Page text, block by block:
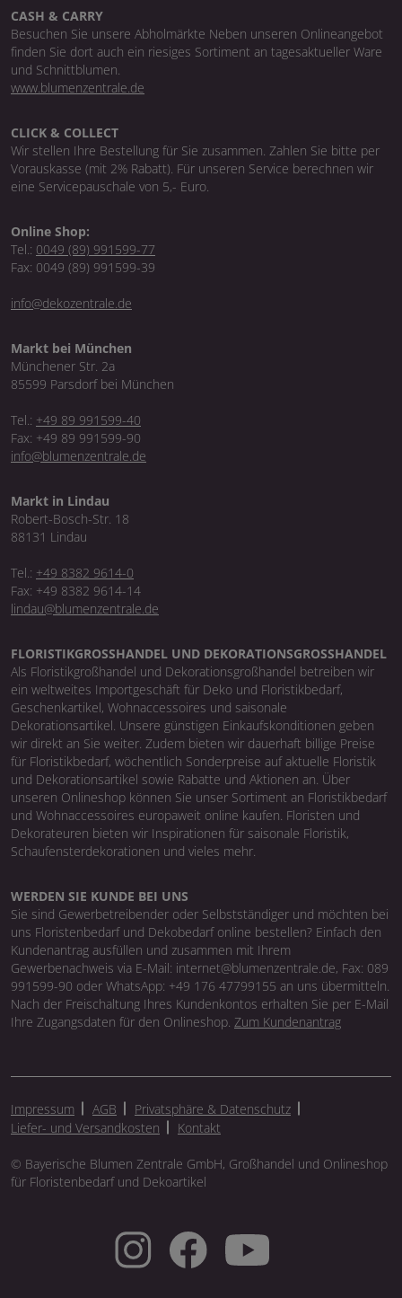
CASH & CARRY
Besuchen Sie unsere Abholmärkte Neben unseren Onlineangebot
finden Sie dort auch ein riesiges Sortiment an tagesaktueller Ware
und Schnittblumen.
www.blumenzentrale.de
CLICK & COLLECT
Wir stellen Ihre Bestellung für Sie zusammen. Zahlen Sie bitte per
Vorauskasse (mit 2% Rabatt). Für unseren Service berechnen wir
eine Servicepauschale von 5,- Euro.
Online Shop:
Tel.: 0049 (89) 991599-77
Fax: 0049 (89) 991599-39
info@dekozentrale.de
Markt bei München
Münchener Str. 2a
85599 Parsdorf bei München
Tel.: +49 89 991599-40
Fax: +49 89 991599-90
info@blumenzentrale.de
Markt in Lindau
Robert-Bosch-Str. 18
88131 Lindau
Tel.: +49 8382 9614-0
Fax: +49 8382 9614-14
lindau@blumenzentrale.de
FLORISTIKGROSSHANDEL UND DEKORATIONSGROSSHANDEL
Als Floristikgroßhandel und Dekorationsgroßhandel betreiben wir
ein weltweites Importgeschäft für Deko und Floristikbedarf,
Geschenkartikel, Wohnaccessoires und saisonale
Dekorationsartikel. Unsere günstigen Einkaufskonditionen geben
wir direkt an Sie weiter. Zudem bieten wir dauerhaft billige Preise
für Floristikbedarf, wöchentlich Sonderpreise auf aktuelle Floristik
und Dekorationsartikel sowie Rabatte und Aktionen an. Über
unseren Onlineshop können Sie unser Sortiment an Floristikbedarf
und Wohnaccessoires europaweit online kaufen. Floristen und
Dekorateuren bieten wir Inspirationen für saisonale Floristik,
Schaufensterdekorationen und vieles mehr.
WERDEN SIE KUNDE BEI UNS
Sie sind Gewerbetreibender oder Selbstständiger und möchten bei
uns Floristenbedarf und Dekobedarf online bestellen? Einfach den
Kundenantrag ausfüllen und zusammen mit Ihrem
Gewerbenachweis via E-Mail: internet@blumenzentrale.de, Fax: 089
991599-90 oder WhatsApp: +49 176 47799155 an uns übermitteln.
Nach der Freischaltung Ihres Kundenkontos erhalten Sie per E-Mail
Ihre Zugangsdaten für den Onlineshop. Zum Kundenantrag
Impressum AGB
Privatsphäre & Datenschutz
Liefer- und Versandkosten
Kontakt
© Bayerische Blumen Zentrale GmbH, Großhandel und Onlineshop
für Floristenbedarf und Dekoartikel